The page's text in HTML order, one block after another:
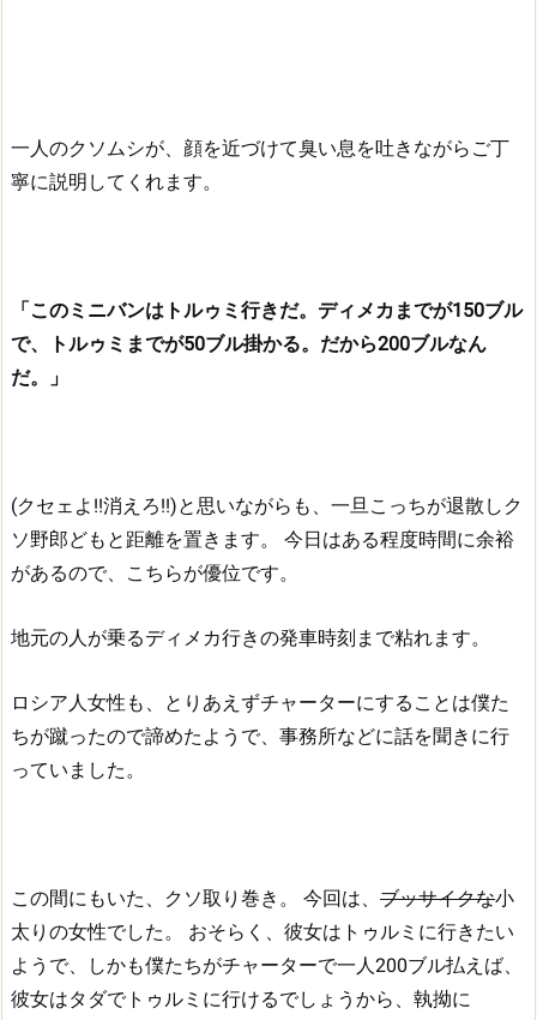
一人のクソムシが、顔を近づけて臭い息を吐きながらご丁
寧に説明してくれます。
「このミニバンはトルゥミ行きだ。ディメカまでが150ブル
で、トルゥミまでが50ブル掛かる。だから200ブルなん
だ。」
(クセェよ!!消えろ!!)と思いながらも、一旦こっちが退散しク
ソ野郎どもと距離を置きます。
今日はある程度時間に余裕
があるので、こちらが優位です。
地元の人が乗るディメカ行きの発車時刻まで粘れます。
ロシア人女性も、とりあえずチャーターにすることは僕た
ちが蹴ったので諦めたようで、事務所などに話を聞きに行
っていました。
この間にもいた、クソ取り巻き。 今回は、 ブッサイクな小
太りの女性でした。
おそらく、彼女はトゥルミに行きたい
ようで、しかも僕たちがチャーターで一人200ブル払えば、
彼女はタダでトゥルミに行けるでしょうから、執拗に